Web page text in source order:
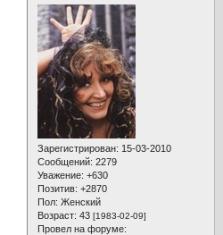
Зарегистрирован: 15-03-2010
Сообщений: 2279
Уважение: +630
Позитив: +2870
Пол: Женский
Возраст: 43 [1983-02-09]
Провел на форуме: